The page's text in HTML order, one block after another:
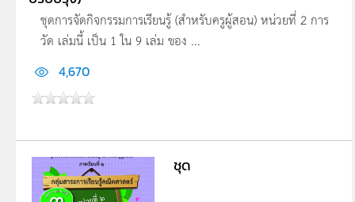
ชุดการจัดกิจกรรมการเรียนรู้ (สำหรับครูผู้สอน) หน่วยที่ 2 การ
วัด เล่มนี้ เป็น 1 ใน 9 เล่ม ของ ...
4,670
ชุด